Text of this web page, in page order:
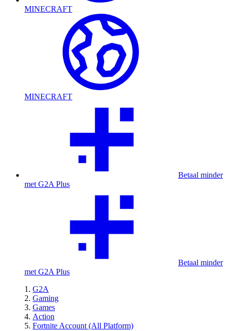
MINECRAFT
MINECRAFT
Betaal minder
met G2A Plus
Betaal minder
met G2A Plus
G2A
Gaming
Games
Action
Fortnite Account (All Platform)